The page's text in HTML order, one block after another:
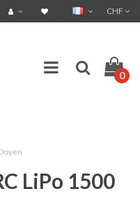
CHF
0
LiPo 1500